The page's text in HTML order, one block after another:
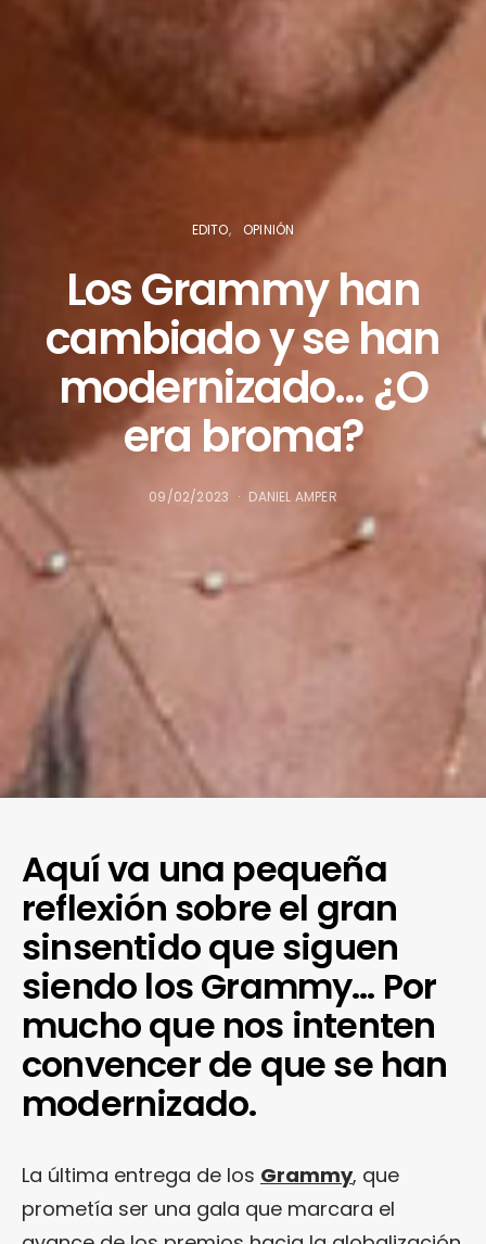
EDITO OPINIÓN
Los Grammy han
cambiado y se han
modernizado… ¿O
era broma?
09/02/2023 DANIEL AMPER
Aquí va una pequeña
reflexión sobre el gran
sinsentido que siguen
siendo los Grammy… Por
mucho que nos intenten
convencer de que se han
modernizado.
La última entrega de los Grammy, que
prometía ser una gala que marcara el